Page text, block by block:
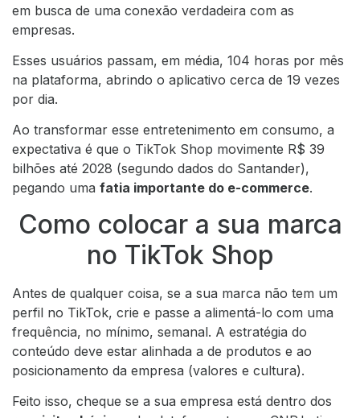
em busca de uma conexão verdadeira com as
empresas.
Esses usuários passam, em média, 104 horas por mês
na plataforma, abrindo o aplicativo cerca de 19 vezes
por dia.
Ao transformar esse entretenimento em consumo, a
expectativa é que o TikTok Shop movimente R$ 39
bilhões até 2028 (segundo dados do Santander),
pegando uma fatia importante do e-commerce.
Como colocar a sua marca
no TikTok Shop
Antes de qualquer coisa, se a sua marca não tem um
perfil no TikTok, crie e passe a alimentá-lo com uma
frequência, no mínimo, semanal. A estratégia do
conteúdo deve estar alinhada a de produtos e ao
posicionamento da empresa (valores e cultura).
Feito isso, cheque se a sua empresa está dentro dos